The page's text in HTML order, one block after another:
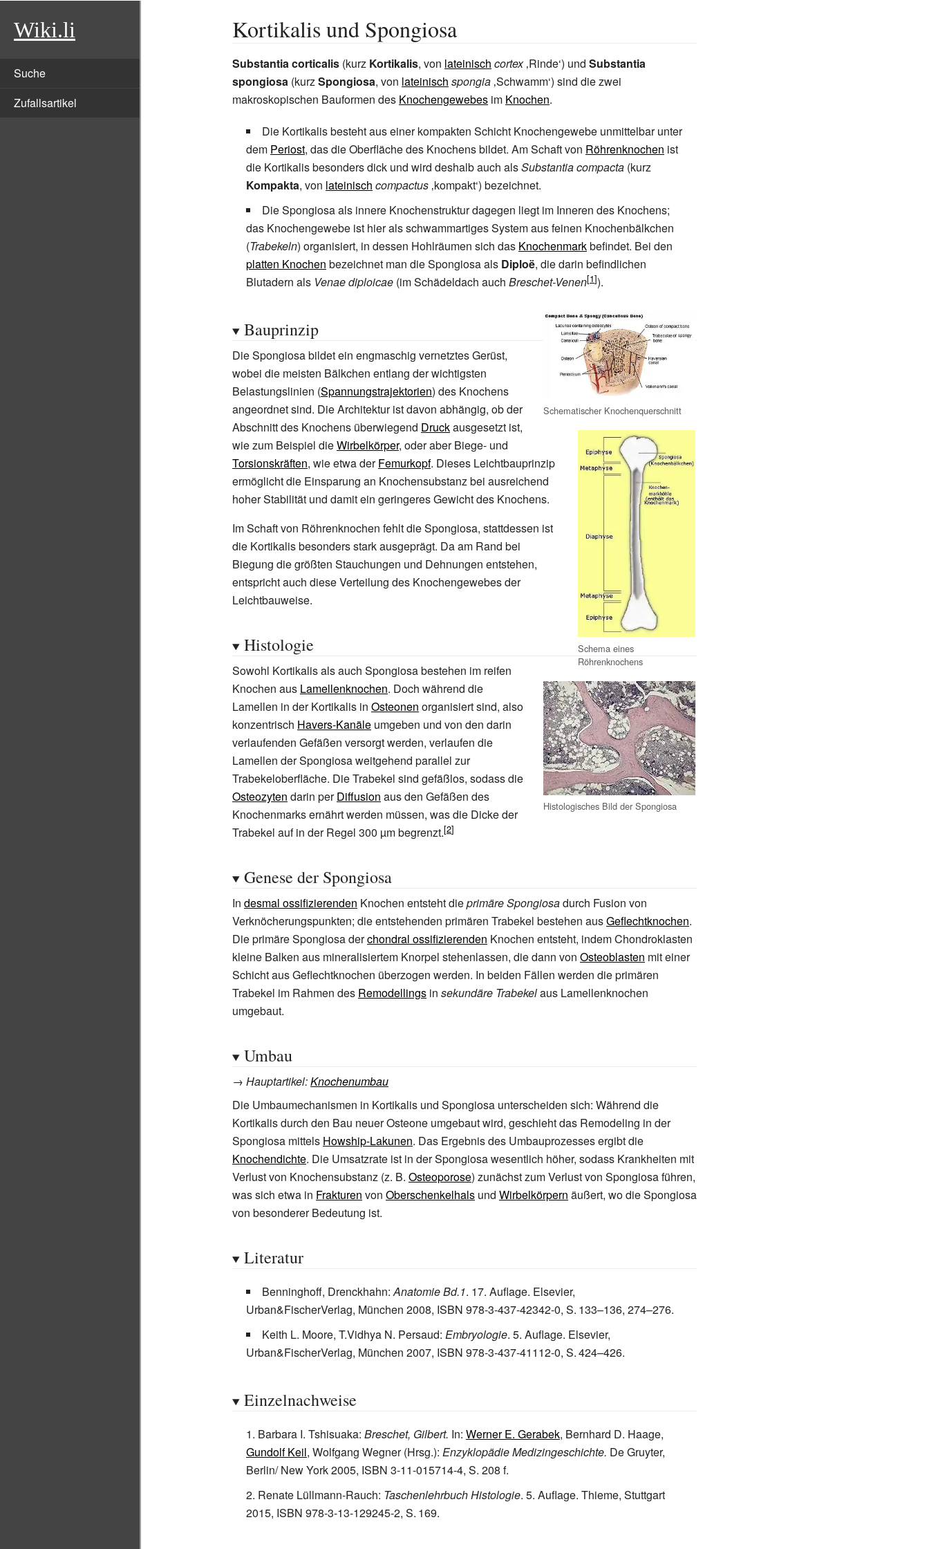
Wiki.li
Suche
Zufallsartikel
Kortikalis und Spongiosa
Substantia corticalis (kurz Kortikalis, von lateinisch cortex ‚Rinde‘) und Substantia
spongiosa (kurzSpongiosa, von lateinisch spongia ‚Schwamm‘) sind die zwei
makroskopischen Bauformen des Knochengewebes im Knochen.
Die Kortikalis besteht aus einer kompakten Schicht Knochengewebe unmittelbar unter
dem Periost, das die Oberfläche des Knochens bildet. Am Schaft von Röhrenknochen ist
die Kortikalis besonders dick und wird deshalb auch alsSubstantia compacta (kurz
Kompakta, von lateinisch compactus ‚kompakt‘) bezeichnet.
Die Spongiosa als innere Knochenstruktur dagegen liegt im Inneren des Knochens;
das Knochengewebe ist hier als schwammartiges System aus feinen Knochenbälkchen
(Trabekeln) organisiert, in dessen Hohlräumen sich das Knochenmarkbefindet. Bei den
platten Knochen bezeichnet man die Spongiosa als Diploë, die darin befindlichen
Blutadern als Venae diploicae (im Schädeldach auch Breschet-Venen ).
Schematischer Knochenquerschnitt
Schema eines
Röhrenknochens
Bauprinzip
Die Spongiosa bildet ein engmaschig vernetztes Gerüst,
wobei die meisten Bälkchen entlang der wichtigsten
Belastungslinien (Spannungstrajektorien) des Knochens
angeordnet sind. Die Architektur ist davon abhängig, ob der
Abschnitt des Knochens überwiegend Druckausgesetzt ist,
wie zum Beispiel dieWirbelkörper, oder aber Biege- und
Torsionskräften, wie etwa derFemurkopf. Dieses Leichtbauprinzip
ermöglicht die Einsparung an Knochensubstanz bei ausreichend
hoher Stabilität und damit ein geringeres Gewicht des Knochens.
Im Schaft von Röhrenknochen fehlt die Spongiosa, stattdessen ist
die Kortikalis besonders stark ausgeprägt. Da am Rand bei
Biegung die größten Stauchungen und Dehnungen entstehen,
entspricht auch diese Verteilung des Knochengewebes der
Leichtbauweise.
Histologie
Histologisches Bild der Spongiosa
Sowohl Kortikalis als auch Spongiosa bestehen im reifen
Knochen aus Lamellenknochen. Doch während die
Lamellen in der Kortikalis in Osteonen organisiert sind, also
konzentrisch Havers-Kanäle umgeben und von den darin
verlaufenden Gefäßen versorgt werden, verlaufen die
Lamellen der Spongiosa weitgehend parallel zur
Trabekeloberfläche. Die Trabekel sind gefäßlos, sodass die
Osteozyten darin perDiffusion aus den Gefäßen des
Knochenmarks ernährt werden müssen, was die Dicke der
Trabekel auf in der Regel 300 µm begrenzt.
Genese der Spongiosa
In desmal ossifizierenden Knochen entsteht dieprimäre Spongiosadurch Fusion von
Verknöcherungspunkten; die entstehenden primären Trabekel bestehen ausGeflechtknochen.
Die primäre Spongiosa derchondral ossifizierenden Knochen entsteht, indem Chondroklasten
kleine Balken aus mineralisiertem Knorpel stehenlassen, die dann von Osteoblasten mit einer
Schicht aus Geflechtknochen überzogen werden. In beiden Fällen werden die primären
Trabekel im Rahmen des Remodellings in sekundäre Trabekelaus Lamellenknochen
umgebaut.
Umbau
→ Hauptartikel:Knochenumbau
Die Umbaumechanismen in Kortikalis und Spongiosa unterscheiden sich: Während die
Kortikalis durch den Bau neuer Osteone umgebaut wird, geschieht das Remodeling in der
Spongiosa mittels Howship-Lakunen. Das Ergebnis des Umbauprozesses ergibt die
Knochendichte. Die Umsatzrate ist in der Spongiosa wesentlich höher, sodass Krankheiten mit
Verlust von Knochensubstanz (z. B. Osteoporose) zunächst zum Verlust von Spongiosa führen,
was sich etwa in Frakturen von Oberschenkelhals und Wirbelkörpern äußert, wo die Spongiosa
von besonderer Bedeutung ist.
Literatur
Benninghoff, Drenckhahn: Anatomie Bd.1. 17. Auflage. Elsevier,
Urban&FischerVerlag, München 2008, ISBN 978-3-437-42342-0, S. 133–136, 274–276.
Keith L. Moore, T.Vidhya N. Persaud: Embryologie. 5. Auflage. Elsevier,
Urban&FischerVerlag, München 2007, ISBN 978-3-437-41112-0, S.424–426.
Einzelnachweise
Barbara I. Tshisuaka: Breschet, Gilbert. In: Werner E. Gerabek, Bernhard D. Haage,
Gundolf Keil, Wolfgang Wegner (Hrsg.): Enzyklopädie Medizingeschichte. De Gruyter,
Berlin/ New York 2005, ISBN 3-11-015714-4, S. 208 f.
Renate Lüllmann-Rauch: Taschenlehrbuch Histologie. 5. Auflage. Thieme, Stuttgart
2015, ISBN 978-3-13-129245-2, S. 169.